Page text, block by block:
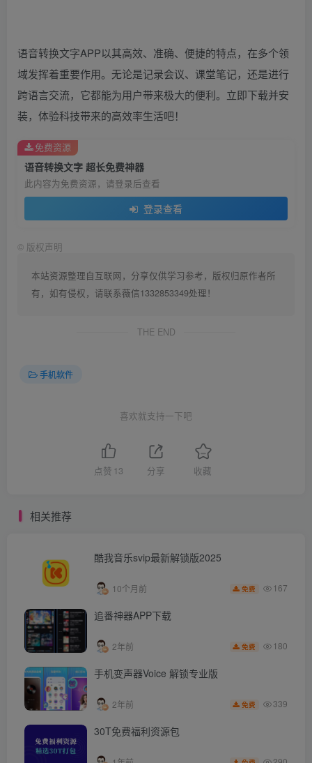
语音转换文字APP以其高效、准确、便捷的特点，在多个领
域发挥着重要作用。无论是记录会议、课堂笔记，还是进行
跨语言交流，它都能为用户带来极大的便利。立即下载并安
装，体验科技带来的高效率生活吧！
语音转换文字 超长免费神器
此内容为免费资源，请登录后查看
登录查看
免费资源
© 版权声明
本站资源整理自互联网，分享仅供学习参考，版权归原作者所
有，如有侵权，请联系薇信1332853349处理！
THE END
手机软件
喜欢就支持一下吧
点赞 13 分享 收藏
相关推荐
酷我音乐svip最新解锁版2025
10个月前 免费 167
追番神器APP下载
2年前 免费 180
手机变声器Voice 解锁专业版
2年前 免费 339
30T免费福利资源包